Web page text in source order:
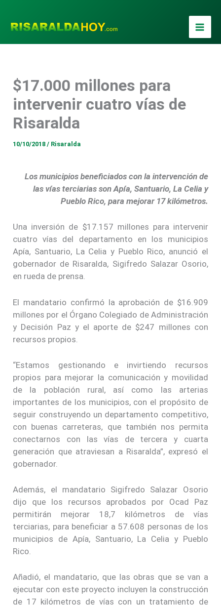
contenido
$17.000 millones para
intervenir cuatro vías de
Risaralda
10/10/2018/ Risaralda
Los municipios beneficiados con la intervención de
las vías terciarias son Apía, Santuario, La Celia y
Pueblo Rico, para mejorar 17 kilómetros.
Una inversión de $17.157 millones para intervenir
cuatro vías del departamento en los municipios
Apía, Santuario, La Celia y Pueblo Rico, anunció el
gobernador de Risaralda, Sigifredo Salazar Osorio,
en rueda de prensa.
El mandatario confirmó la aprobación de $16.909
millones por el Órgano Colegiado de Administración
y Decisión Paz y el aporte de $247 millones con
recursos propios.
“Estamos gestionando e invirtiendo recursos
propios para mejorar la comunicación y movilidad
de la población rural, así como las arterias
importantes de los municipios, con el propósito de
seguir construyendo un departamento competitivo,
con buenas carreteras, que también nos permita
conectarnos con las vías de tercera y cuarta
generación que atraviesan a Risaralda”, expresó el
gobernador.
Además, el mandatario Sigifredo Salazar Osorio
dijo que los recursos aprobados por Ocad Paz
permitirán mejorar 18,7 kilómetros de vías
terciarias, para beneficiar a 57.608 personas de los
municipios de Apía, Santuario, La Celia y Pueblo
Rico.
Añadió, el mandatario, que las obras que se van a
ejecutar con este proyecto incluyen la construcción
de 17 kilómetros de vías con un tratamiento de